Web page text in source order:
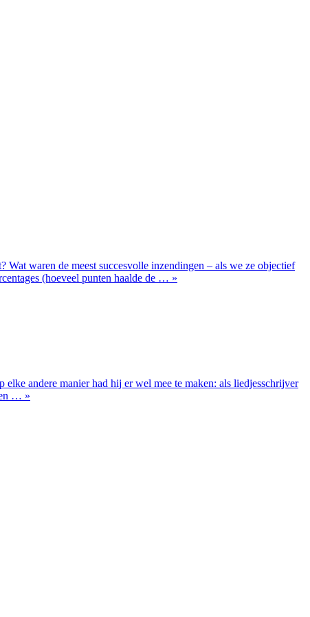
waren de meest succesvolle inzendingen – als we ze objectief
(hoeveel punten haalde de … »
andere manier had hij er wel mee te maken: als liedjesschrijver
… »